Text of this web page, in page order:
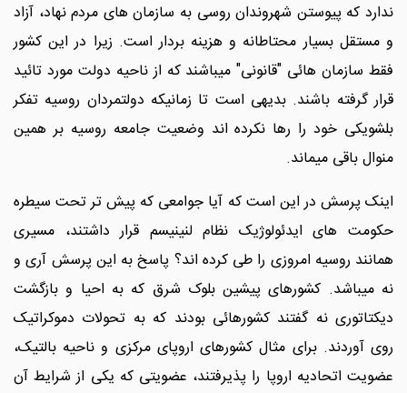
ندارد که پیوستن شهروندان روسی به سازمان های مردم نهاد، آزاد
و مستقل بسیار محتاطانه و هزینه بردار است. زیرا در این کشور
فقط سازمان هائی "قانونی" میباشند که از ناحیه دولت مورد تائید
قرار گرفته باشند. بدیهی است تا زمانیکه دولتمردان روسیه تفکر
بلشویکی خود را رها نکرده اند وضعیت جامعه روسیه بر همین
منوال باقی میماند.
اینک پرسش در این است که آیا جوامعی که پیش تر تحت سیطره
حکومت های ایدئولوژیک نظام لنینیسم قرار داشتند، مسیری
همانند روسیه امروزی را طی کرده اند؟ پاسخ به این پرسش آری و
نه میباشد. کشورهای پیشین بلوک شرق که به احیا و بازگشت
دیکتاتوری نه گفتند کشورهائی بودند که به تحولات دموکراتیک
روی آوردند. برای مثال کشورهای اروپای مرکزی و ناحیه بالتیک،
عضویت اتحادیه اروپا را پذیرفتند، عضویتی که یکی از شرایط آن